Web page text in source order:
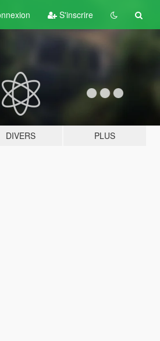
S'inscrire
DIVERS PLUS